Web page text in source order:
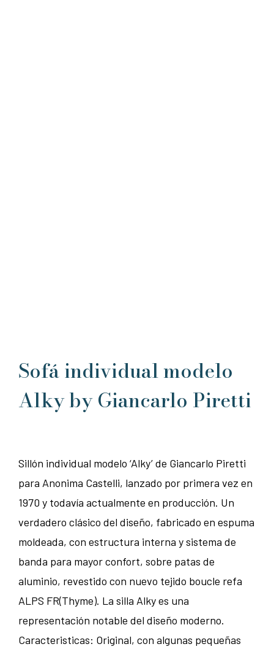
Sofá individual modelo
Alky by Giancarlo Piretti
Sillón individual modelo ‘Alky’ de Giancarlo Piretti
para Anonima Castelli, lanzado por primera vez en
1970 y todavía actualmente en producción. Un
verdadero clásico del diseño, fabricado en espuma
moldeada, con estructura interna y sistema de
banda para mayor confort, sobre patas de
aluminio, revestido con nuevo tejido boucle refa
ALPS FR(Thyme). La silla Alky es una
representación notable del diseño moderno.
Caracteristicas: Original, con algunas pequeñas